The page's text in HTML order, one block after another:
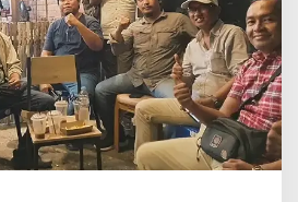
a
r
k
p
S
e
a
s